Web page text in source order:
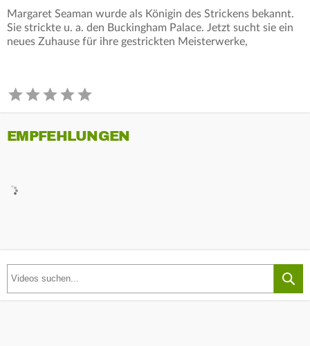
Margaret Seaman wurde als Königin des Strickens bekannt.
Sie strickte u. a. den Buckingham Palace. Jetzt sucht sie ein
neues Zuhause für ihre gestrickten Meisterwerke,
EMPFEHLUNGEN